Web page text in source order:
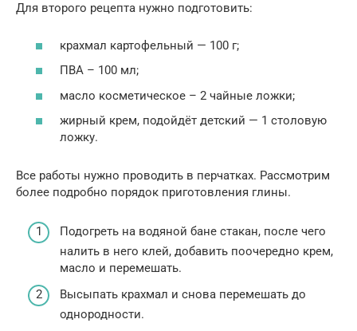
Для второго рецепта нужно подготовить:
крахмал картофельный — 100 г;
ПВА – 100 мл;
масло косметическое – 2 чайные ложки;
жирный крем, подойдёт детский — 1 столовую
ложку.
Все работы нужно проводить в перчатках. Рассмотрим
более подробно порядок приготовления глины.
Подогреть на водяной бане стакан, после чего
налить в него клей, добавить поочередно крем,
масло и перемешать.
Высыпать крахмал и снова перемешать до
однородности.